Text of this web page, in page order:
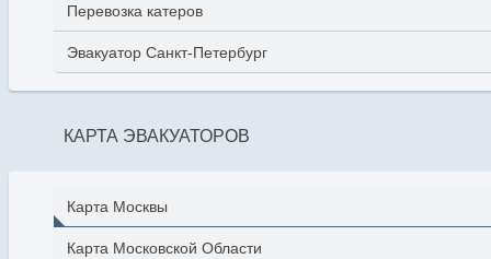
Перевозка катеров
Эвакуатор Санкт-Петербург
КАРТА ЭВАКУАТОРОВ
Карта Москвы
Карта Московской Области